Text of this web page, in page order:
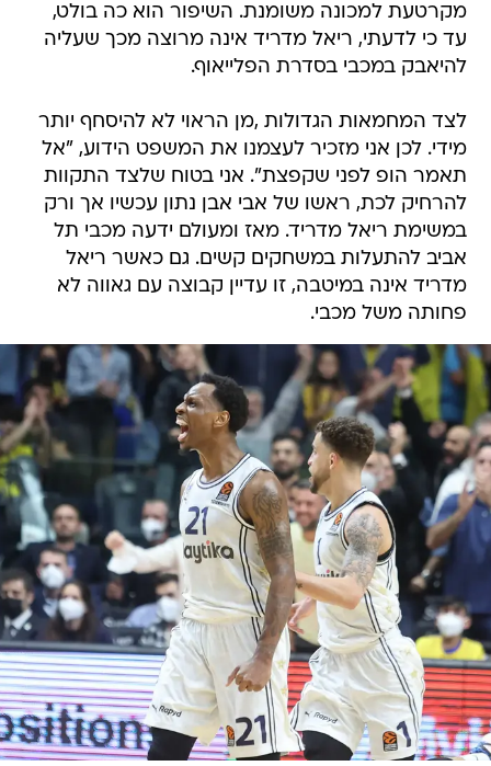
מקרטעת למכונה משומנת. השיפור הוא כה בולט,
עד כי לדעתי, ריאל מדריד אינה מרוצה מכך שעליה
להיאבק במכבי בסדרת הפלייאוף.
לצד המחמאות הגדולות ,מן הראוי לא להיסחף יותר
מידי. לכן אני מזכיר לעצמנו את המשפט הידוע, "אל
תאמר הופ לפני שקפצת". אני בטוח שלצד התקוות
להרחיק לכת, ראשו של אבי אבן נתון עכשיו אך ורק
במשימת ריאל מדריד. מאז ומעולם ידעה מכבי תל
אביב להתעלות במשחקים קשים. גם כאשר ריאל
מדריד אינה במיטבה, זו עדיין קבוצה עם גאווה לא
פחותה משל מכבי.